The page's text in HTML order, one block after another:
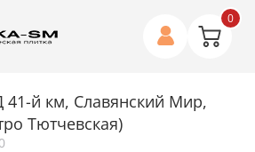
0
й км, Славянский Мир,
Тютчевская)